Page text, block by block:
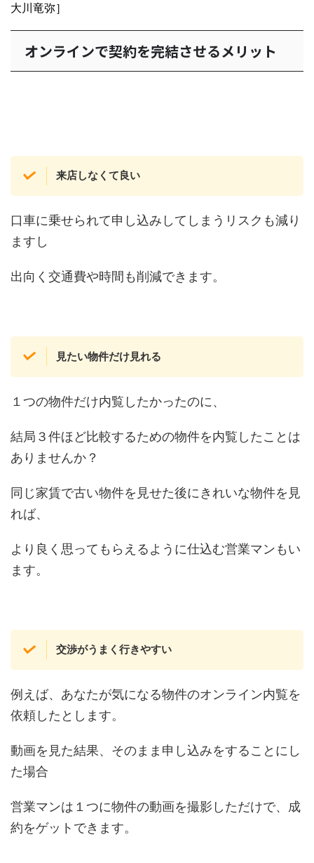
オンラインで契約を完結させるメリット
来店しなくて良い
口車に乗せられて申し込みしてしまうリスクも減り
ますし
出向く交通費や時間も削減できます。
見たい物件だけ見れる
１つの物件だけ内覧したかったのに、
結局３件ほど比較するための物件を内覧したことは
ありませんか？
同じ家賃で古い物件を見せた後にきれいな物件を見
れば、
より良く思ってもらえるように仕込む営業マンもい
ます。
交渉がうまく行きやすい
例えば、あなたが気になる物件のオンライン内覧を
依頼したとします。
動画を見た結果、そのまま申し込みをすることにし
た場合
営業マンは１つに物件の動画を撮影しただけで、成
約をゲットできます。